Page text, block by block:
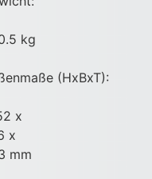
kg
(HxBxT):
x
x
mm